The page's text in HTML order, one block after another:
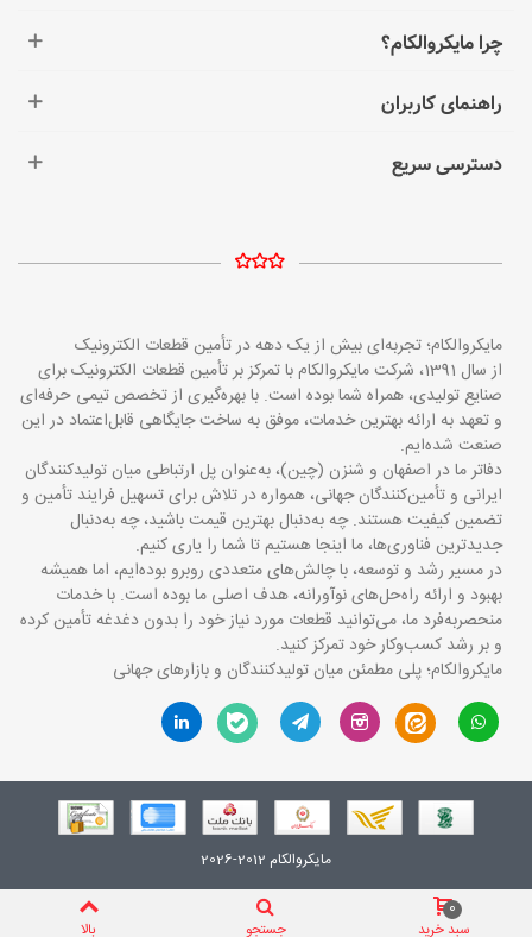
چرا مایکروالکام؟
راهنمای کاربران
دسترسی سریع
مایکروالکام؛ تجربه‌ای بیش از یک دهه در تأمین قطعات الکترونیک
از سال 1391، شرکت مایکروالکام با تمرکز بر تأمین قطعات الکترونیک برای
صنایع تولیدی، همراه شما بوده است. با بهره‌گیری از تخصص تیمی حرفه‌ای
و تعهد به ارائه بهترین خدمات، موفق به ساخت جایگاهی قابل‌اعتماد در این
صنعت شده‌ایم.
دفاتر ما در اصفهان و شنزن (چین)، به‌عنوان پل ارتباطی میان تولیدکنندگان
ایرانی و تأمین‌کنندگان جهانی، همواره در تلاش برای تسهیل فرایند تأمین و
تضمین کیفیت هستند. چه به‌دنبال بهترین قیمت باشید، چه به‌دنبال
جدیدترین فناوری‌ها، ما اینجا هستیم تا شما را یاری کنیم.
در مسیر رشد و توسعه، با چالش‌های متعددی روبرو بوده‌ایم، اما همیشه
بهبود و ارائه راه‌حل‌های نوآورانه، هدف اصلی ما بوده است. با خدمات
منحصربه‌فرد ما، می‌توانید قطعات مورد نیاز خود را بدون دغدغه تأمین کرده
و بر رشد کسب‌وکار خود تمرکز کنید.
مایکروالکام؛ پلی مطمئن میان تولیدکنندگان و بازارهای جهانی
مایکروالکام 2012-2026
سبد خرید
0
جستجو بالا